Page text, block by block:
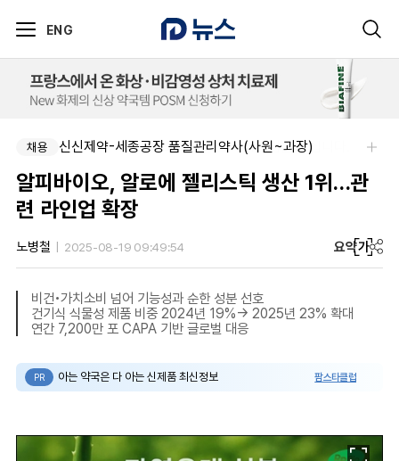
ENG
채용 신신제약-세종공장 품질관리약사(사원~과장)
알피바이오, 알로에 젤리스틱 생산 1위…관
련 라인업 확장
노병철 2025-08-19 09:49:54 요약가
비건•가치소비 넘어 기능성과 순한 성분 선호
건기식 식물성 제품 비중 2024년 19%→ 2025년 23% 확대
연간 7,200만 포 CAPA 기반 글로벌 대응
PR 아는 약국은 다 아는 신제품 최신정보 팜스타클럽